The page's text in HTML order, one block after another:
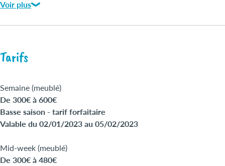
Draps bain fournis
Voir plus
Tarifs
Semaine (meublé)
De 300€ à 600€
Basse saison - tarif forfaitaire
Valable du 02/01/2023 au 05/02/2023
Mid-week (meublé)
De 300€ à 480€